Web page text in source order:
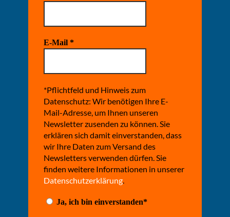
E-Mail *
*Pflichtfeld und Hinweis zum
Datenschutz: Wir benötigen Ihre E-
Mail-Adresse, um Ihnen unseren
Newsletter zusenden zu können. Sie
erklären sich damit einverstanden, dass
wir Ihre Daten zum Versand des
Newsletters verwenden dürfen. Sie
finden weitere Informationen in unserer
Datenschutzerklärung.
Ja, ich bin einverstanden*